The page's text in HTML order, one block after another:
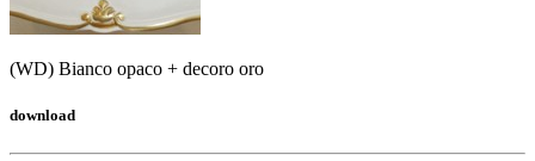
(WD) Bianco opaco + decoro oro
download